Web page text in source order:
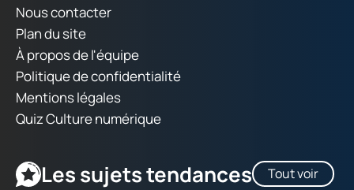
Nous contacter
Plan du site
À propos de l'équipe
Politique de confidentialité
Mentions légales
Quiz Culture numérique
Les sujets tendances Tout voir